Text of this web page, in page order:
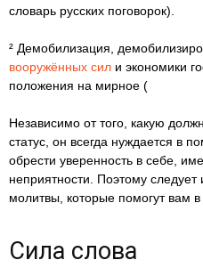
словарь русских поговорок).
² Демобилизация,
вооружённых сил и экономики
положения на мирное (
Независимо от того, какую
статус, он всегда нуждается в
обрести уверенность в себе,
неприятности. Поэтому
молитвы, которые помогут вам в
Сила слова